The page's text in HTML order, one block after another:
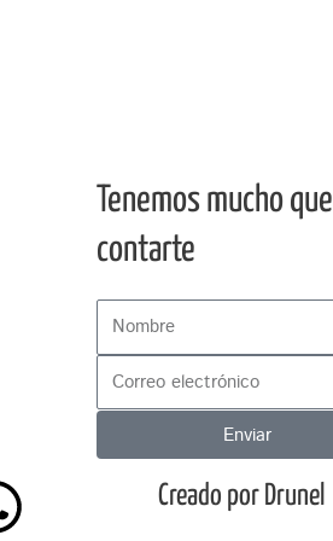
Tenemos mucho que
contarte
Enviar
Creado por Drunel